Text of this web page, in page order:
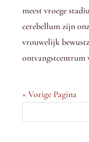
meest vroege
cerebellum zijn
vrouwelijk
ontvangstcentrum
« Vorige Pagina